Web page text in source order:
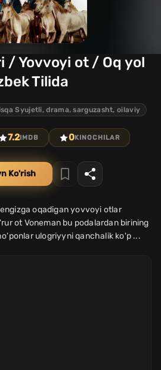
/ Yovvoyi ot / Oq yol
Tilida
Syujetli, drama, sarguzasht, oilaviy
7.2IMDB 0KINOCHILAR
Ko'rish
oqadigan yovvoyi otlar
ot Voneman bu podalardan birining
ulogriyyni qanchalik ko'p ...